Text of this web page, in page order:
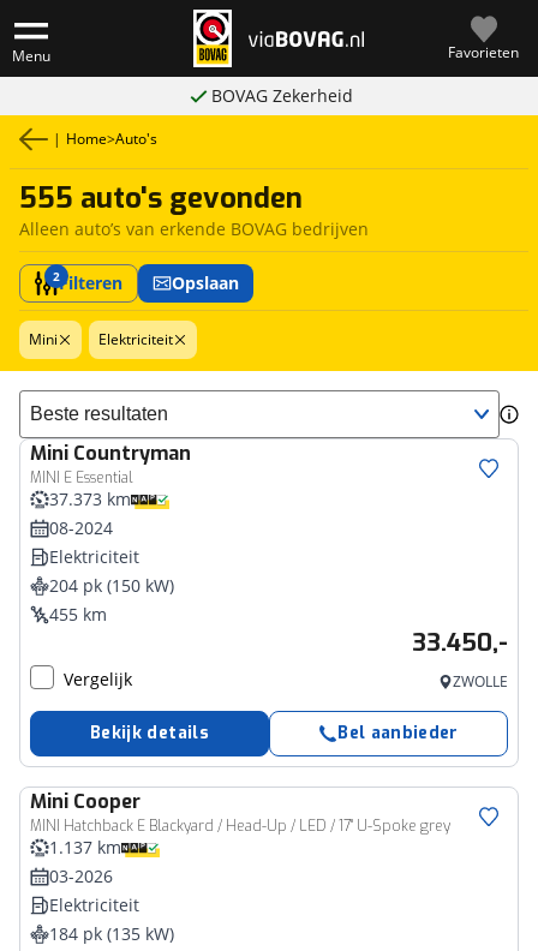
Menu Favorieten
BOVAG Zekerheid
| Home>Auto's
555 auto's gevonden
Alleen auto’s van erkende BOVAG bedrijven
2Filteren Opslaan
Mini Elektriciteit
Sorteer resultaten
Mini Countryman
MINI E Essential
37.373 km
08-2024
Elektriciteit
204 pk (150 kW)
455 km
33.450,-
Vergelijk ZWOLLE
Bekijk details Bel aanbieder
Mini Cooper
MINI Hatchback E Blackyard / Head-Up / LED / 17" U-Spoke grey
1.137 km
03-2026
Elektriciteit
184 pk (135 kW)